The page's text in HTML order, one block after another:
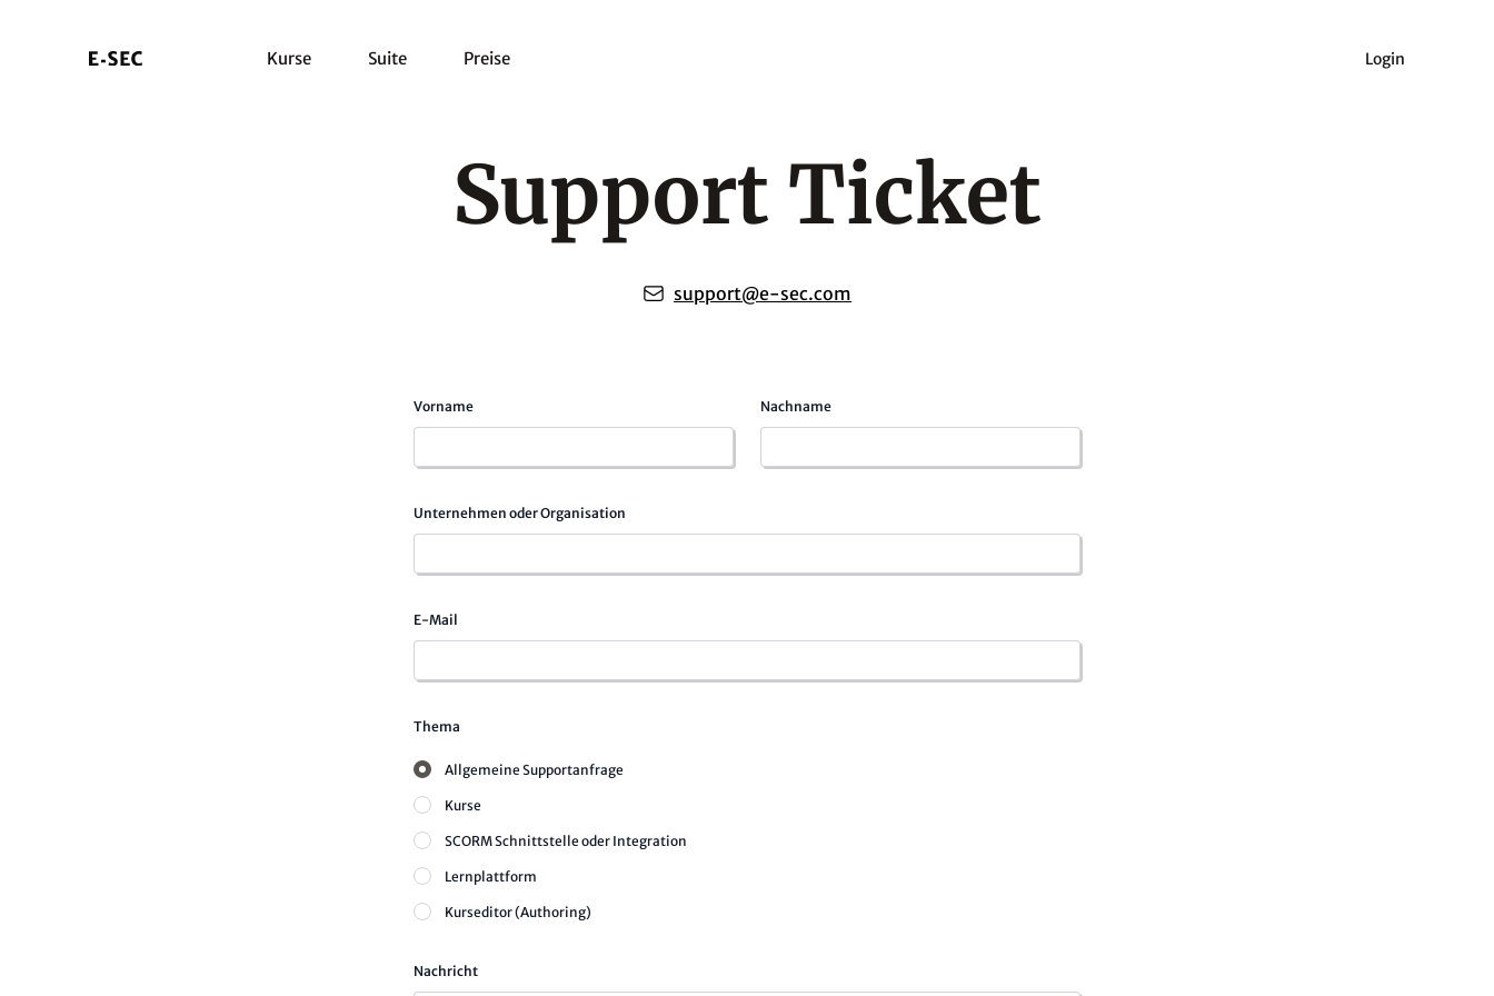
Kurse Suite Preise Login
Support Ticket
support@e-sec.com
Vorname Nachname
Unternehmen oder Organisation
E-Mail
Thema
Allgemeine Supportanfrage
Kurse
SCORM Schnittstelle oder Integration
Lernplattform
Kurseditor (Authoring)
Nachricht